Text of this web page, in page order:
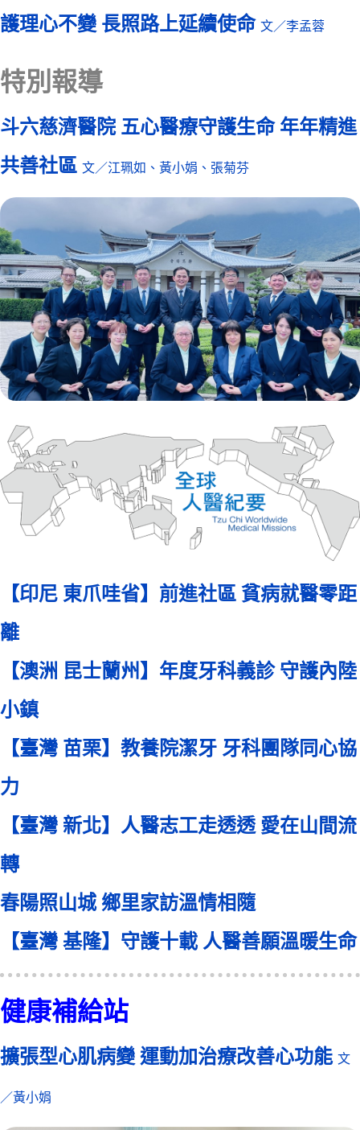
護理心不變 長照路上延續使命 文／李孟蓉
特別報導
斗六慈濟醫院 五心醫療守護生命 年年精進
共善社區 文／江珮如、黃小娟、張菊芬
【印尼 東爪哇省】前進社區 貧病就醫零距
離
【澳洲 昆士蘭州】年度牙科義診 守護內陸
小鎮
【臺灣 苗栗】教養院潔牙 牙科團隊同心協
力
【臺灣 新北】人醫志工走透透 愛在山間流
轉
春陽照山城 鄉里家訪溫情相隨
【臺灣 基隆】守護十載 人醫善願溫暖生命
健康補給站
擴張型心肌病變 運動加治療改善心功能 文
／黃小娟